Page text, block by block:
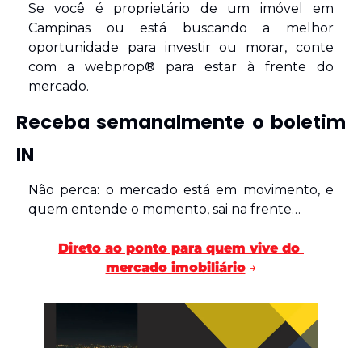
Se você é proprietário de um imóvel em
Campinas ou está buscando a melhor
oportunidade para investir ou morar, conte
com a webprop® para estar à frente do
mercado.
Receba semanalmente o boletim
IN
Não perca: o mercado está em movimento, e
quem entende o momento, sai na frente…
Direto ao ponto para quem vive do
mercado imobiliário →